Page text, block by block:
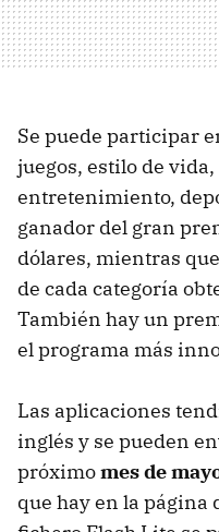
Se puede participar
juegos, estilo de
entretenimiento,
ganador del gran
dólares, mientras
de cada categoría
También hay un
el programa más
Las aplicaciones
inglés y se pueden
próximomes de
que hay en la página